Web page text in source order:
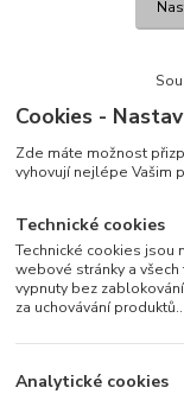
Cookies -
Zde máte možnost
vyhovují nejlépe Vašim
Technické cookies
Technické cookies jsou
webové stránky a
vypnuty bez
za uchovávání
Analytické cookies